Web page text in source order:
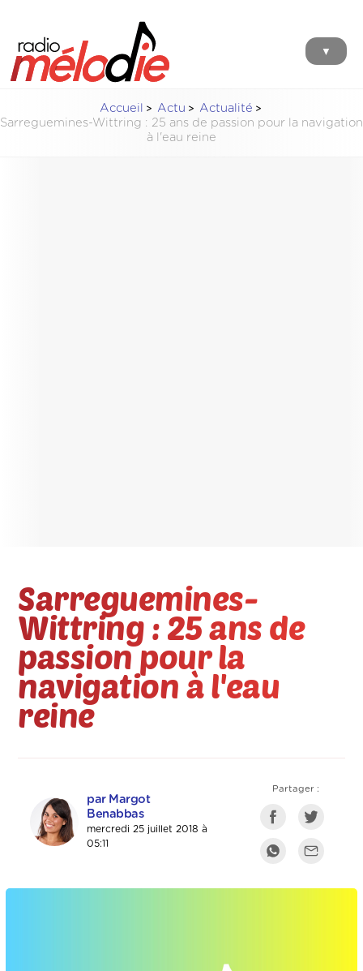
▼
Accueil Actu
Actualité
Sarreguemines-Wittring : 25 ans de passion pour la navigation
à l'eau reine
Sarreguemines-
Wittring : 25 ans de
passion pour la
navigation à l'eau
reine
par Margot
Benabbas
mercredi 25 juillet 2018 à
05:11
Partager :